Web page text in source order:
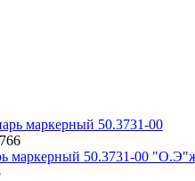
маркерный 50.3731-00